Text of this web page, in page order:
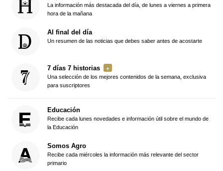
La información más destacada del día, de lunes a viernes a primera
hora de la mañana
Al final del día
Un resumen de las noticias que debes saber antes de acostarte
7 días 7 historias
Una selección de los mejores contenidos de la semana, exclusiva
para suscriptores
Educación
Recibe cada lunes novedades e información útil sobre el mundo de
la Educación
Somos Agro
Recibe cada miércoles la información más relevante del sector
primario